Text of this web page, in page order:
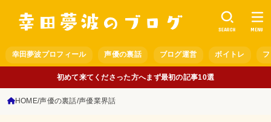
幸田夢波プロフィール 声優の裏話 ブログ運営 ボイトレ
SEARCH MENU
初めて来てくださった方へまず最初の記事10選
HOME 声優の裏話 声優業界話